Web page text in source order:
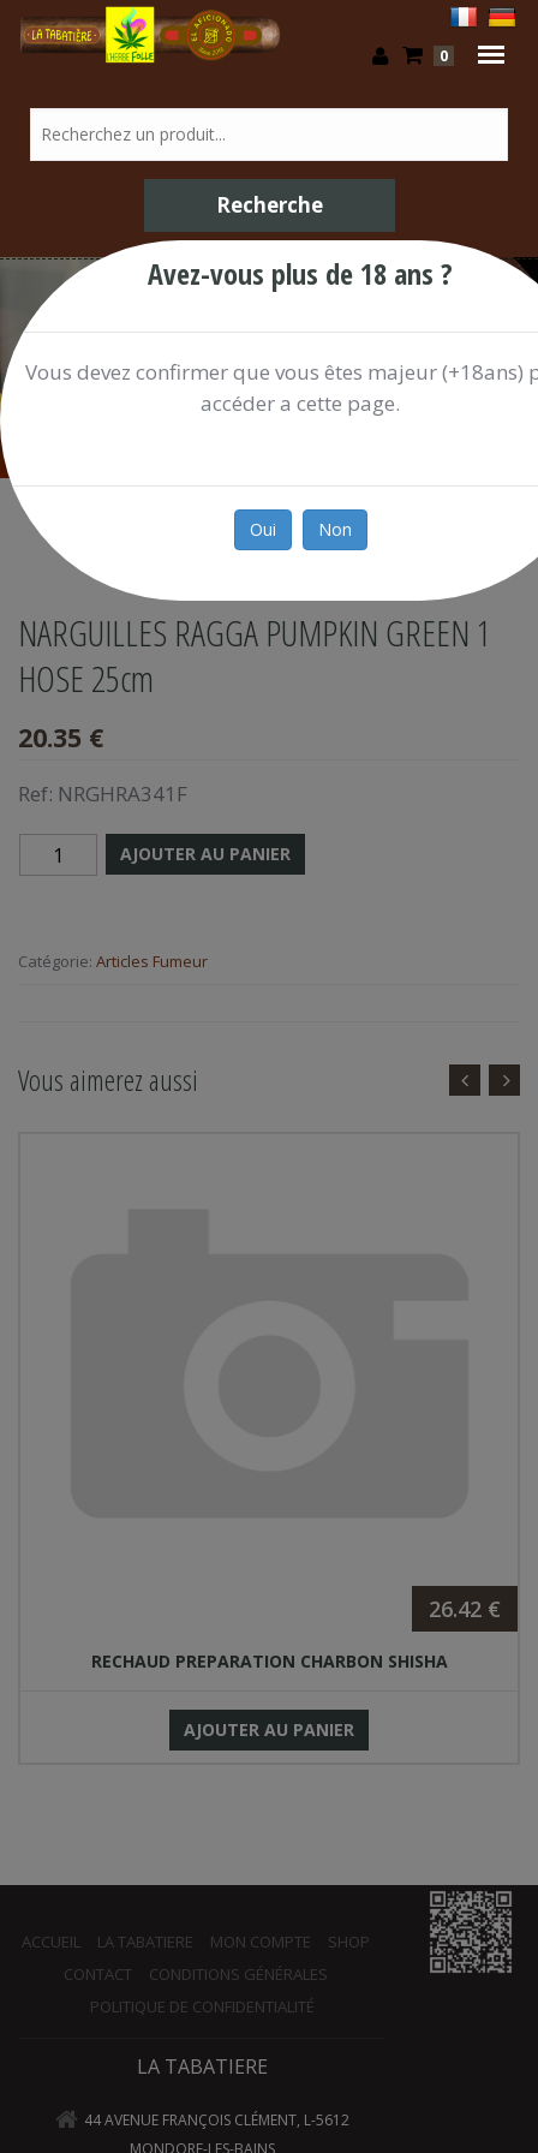
0
Articles Fumeur / Shop
NARGUILLES RAGGA PUMPKIN GREEN 1
HOSE 25cm
20.35 €
Ref: NRGHRA341F
AJOUTER AU PANIER
Catégorie: Articles Fumeur
Vous aimerez aussi
26.42 €
RECHAUD PREPARATION CHARBON SHISHA
AJOUTER AU PANIER
ACCUEIL LA TABATIERE MON COMPTE
SHOP
CONTACT
CONDITIONS GÉNÉRALES
POLITIQUE DE CONFIDENTIALITÉ
LA TABATIERE
44 AVENUE FRANÇOIS CLÉMENT, L-5612
Avez-vous plus de 18 ans ?
Vous devez confirmer que vous êtes majeur (+18ans)
accéder a cette page.
Oui Non